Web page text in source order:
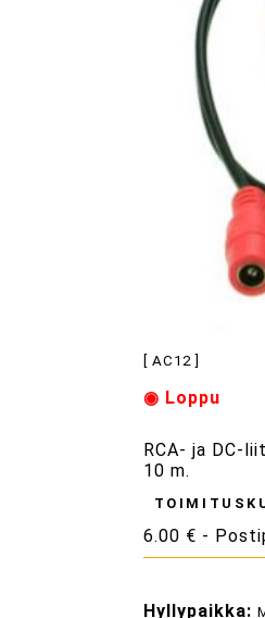
[ AC12 ]
◉ Loppu
RCA- ja DC-
10 m.
6.00 € -
Hyllypaikka: